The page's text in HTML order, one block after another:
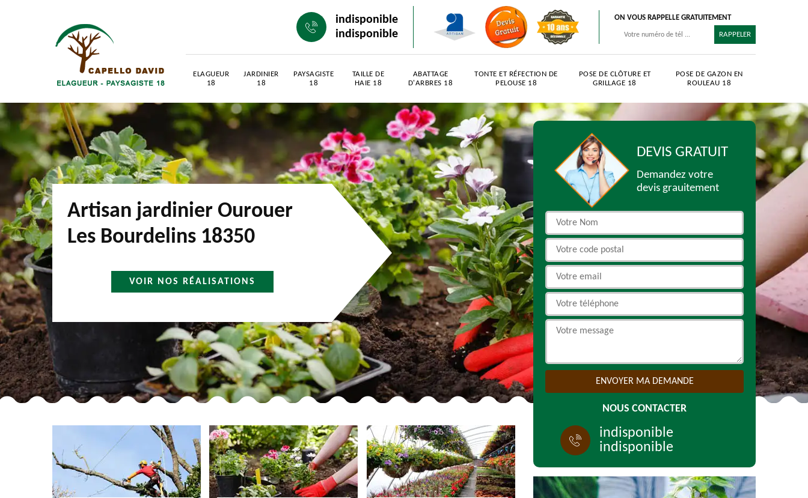
indisponible
indisponible
ON VOUS RAPPELLE GRATUITEMENT
ELAGUEUR
18
JARDINIER
18
PAYSAGISTE
18
TAILLE DE
HAIE 18
ABATTAGE
D'ARBRES 18
TONTE ET RÉFECTION DE
PELOUSE 18
POSE DE CLÔTURE ET
GRILLAGE 18
POSE DE GAZON EN
ROULEAU 18
Artisan jardinier Ourouer
Les Bourdelins 18350
VOIR NOS RÉALISATIONS
DEVIS GRATUIT
Demandez votre
devis grauitement
NOUS CONTACTER
indisponible
indisponible